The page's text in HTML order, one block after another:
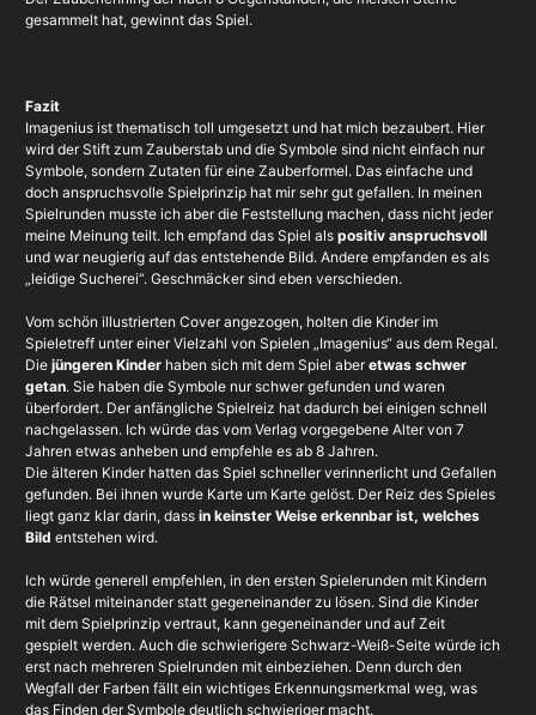
gesammelt hat, gewinnt das Spiel.
Fazit
Imagenius ist thematisch toll umgesetzt und hat mich bezaubert. Hier
wird der Stift zum Zauberstab und die Symbole sind nicht einfach nur
Symbole, sondern Zutaten für eine Zauberformel. Das einfache und
doch anspruchsvolle Spielprinzip hat mir sehr gut gefallen. In meinen
Spielrunden musste ich aber die Feststellung machen, dass nicht jeder
meine Meinung teilt. Ich empfand das Spiel als positiv anspruchsvoll
und war neugierig auf das entstehende Bild. Andere empfanden es als
„leidige Sucherei“. Geschmäcker sind eben verschieden.
Vom schön illustrierten Cover angezogen, holten die Kinder im
Spieletreff unter einer Vielzahl von Spielen „Imagenius“ aus dem Regal.
Diejüngeren Kinderhaben sich mit dem Spiel aberetwas schwer
getan. Sie haben die Symbole nur schwer gefunden und waren
überfordert. Der anfängliche Spielreiz hat dadurch bei einigen schnell
nachgelassen. Ich würde das vom Verlag vorgegebene Alter von 7
Jahren etwas anheben und empfehle es ab 8 Jahren.
Die älteren Kinder hatten das Spiel schneller verinnerlicht und Gefallen
gefunden. Bei ihnen wurde Karte um Karte gelöst. Der Reiz des Spieles
liegt ganz klar darin, dassin keinster Weise erkennbar ist, welches
Bild entstehen wird.
Ich würde generell empfehlen, in den ersten Spielerunden mit Kindern
die Rätsel miteinander statt gegeneinander zu lösen. Sind die Kinder
mit dem Spielprinzip vertraut, kann gegeneinander und auf Zeit
gespielt werden. Auch die schwierigere Schwarz-Weiß-Seite würde ich
erst nach mehreren Spielrunden mit einbeziehen. Denn durch den
Wegfall der Farben fällt ein wichtiges Erkennungsmerkmal weg, was
das Finden der Symbole deutlich schwieriger macht.